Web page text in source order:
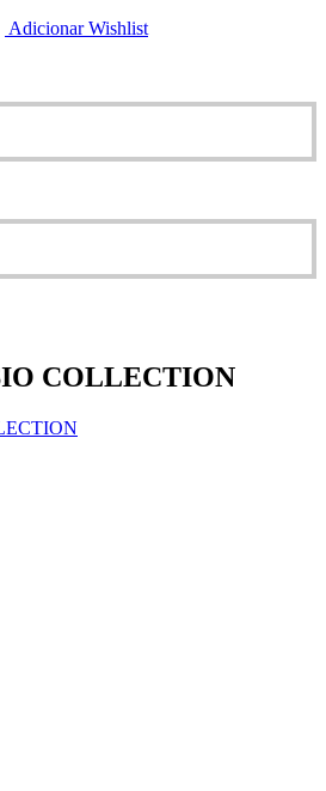
Adicionar Wishlist
COLLECTION